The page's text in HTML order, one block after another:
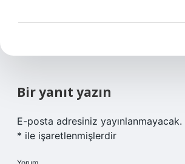
Bir yanıt yazın
E-posta adresiniz yayınlanmayacak.
* ile işaretlenmişlerdir